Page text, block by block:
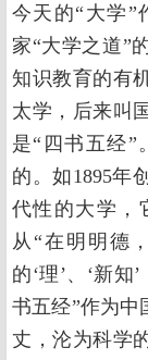
今天的“大学”
家“大学之道”
知识教育的有
太学，后来叫
是“四书五经”
的。如1895年
代性的大学，
从“在明明德
的‘理’、‘新知
书五经”作为中
丈，沦为科学